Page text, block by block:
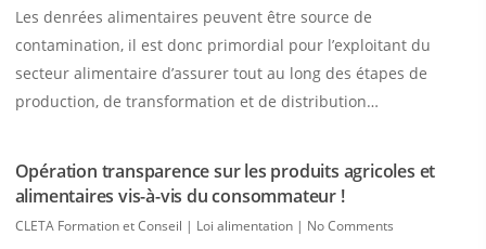
Les denrées alimentaires peuvent être source de
contamination, il est donc primordial pour l’exploitant du
secteur alimentaire d’assurer tout au long des étapes de
production, de transformation et de distribution…
Opération transparence sur les produits agricoles et
alimentaires vis-à-vis du consommateur !
CLETA Formation et Conseil | Loi alimentation | No Comments